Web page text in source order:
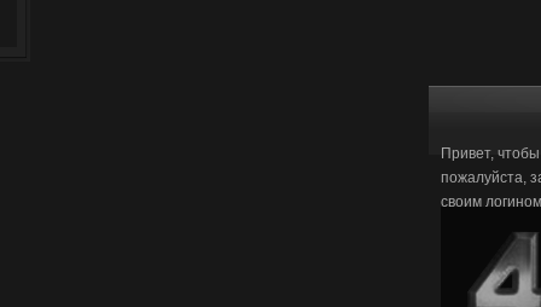
Привет,
пожалуйста,
своим логином